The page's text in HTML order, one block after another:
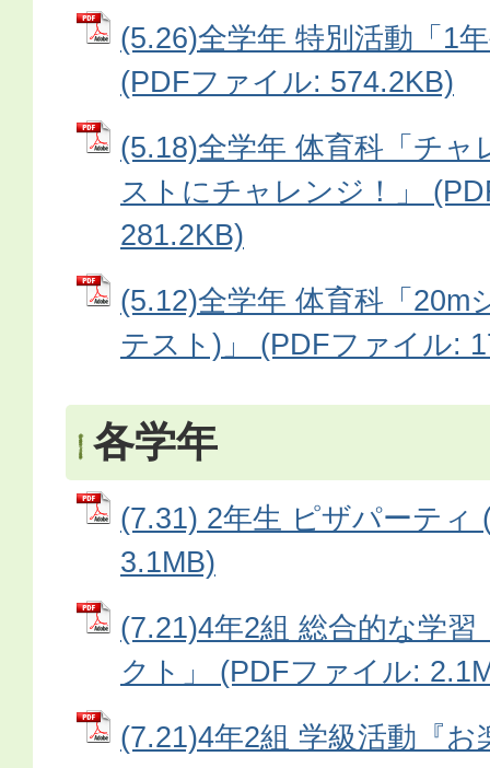
(5.26)全学年 特別活動「1
(PDFファイル: 574.2KB)
(5.18)全学年 体育科「チャ
ストにチャレンジ！」
281.2KB)
(5.12)全学年 体育科「20m
テスト)」 (PDFファイル:
各学年
(7.31) 2年生 ピザパーティ
3.1MB)
(7.21)4年2組 総合的な学
クト」 (PDFファイル:
(7.21)4年2組 学級活動『お